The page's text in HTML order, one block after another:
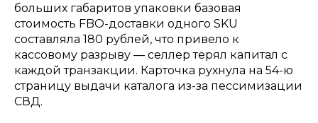
больших габаритов упаковки базовая
стоимость FBO-доставки одного SKU
составляла 180 рублей, что привело к
кассовому разрыву — селлер терял капитал с
каждой транзакции. Карточка рухнула на 54-ю
страницу выдачи каталога из-за пессимизации
СВД.